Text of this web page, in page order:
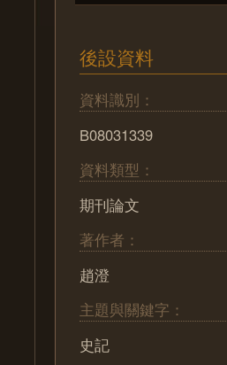
後設資料
資料識別：
B08031339
資料類型：
期刊論文
著作者：
趙澄
主題與關鍵字：
史記